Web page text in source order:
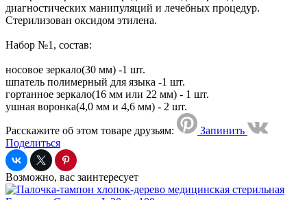
диагностических манипуляций и лечебных процедур.
Стерилизован оксидом этилена.
Набор №1, состав:
носовое зеркало(30 мм) -1 шт.
шпатель полимерный для языка -1 шт.
гортанное зеркало(16 мм или 22 мм) - 1 шт.
ушная воронка(4,0 мм и 4,6 мм) - 2 шт.
Расскажите об этом товаре друзьям:
Запинить
Поделиться
Возможно, вас заинтересует